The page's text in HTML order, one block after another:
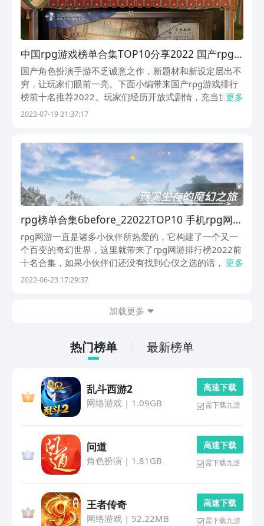
中国rpg游戏榜单合集TOP10分享2022 国产rpg
游戏排行榜前十名盘点
国产角色扮演手游不乏诚意之作，新题材和新设定层出不
穷，让玩家们眼前一亮。下面小编带来国产rpg游戏排行
榜前十名推荐2022。玩家们经历开放式剧情，充当世界
的探索者，发展自己的战斗力量。
更多
2022-07-19 21:37:17
rpg榜单合集6before_22022TOP10 手机rpg网游
人气排行榜前十
rpg网游一直是诸多小伙伴所热爱的，它构建了一个又一
个百变的奇幻世界，这里就带来了rpg网游排行榜2022前
十名合集，如果小伙伴们还没有找到心仪之选的话，就一
起来看接下来的手机rpg网游人气排行榜前十吧。
更多
2022-06-23 17:29:37
加载更多
热门榜单 最新榜单
乱斗西游2
网络游戏| 1.09GB
高 速 下 载
需下载九游
问道
角色扮演 | 1.81GB
高 速 下 载
需下载九游
王者传奇
网络游戏| 52.22MB
高 速 下 载
需下载九游